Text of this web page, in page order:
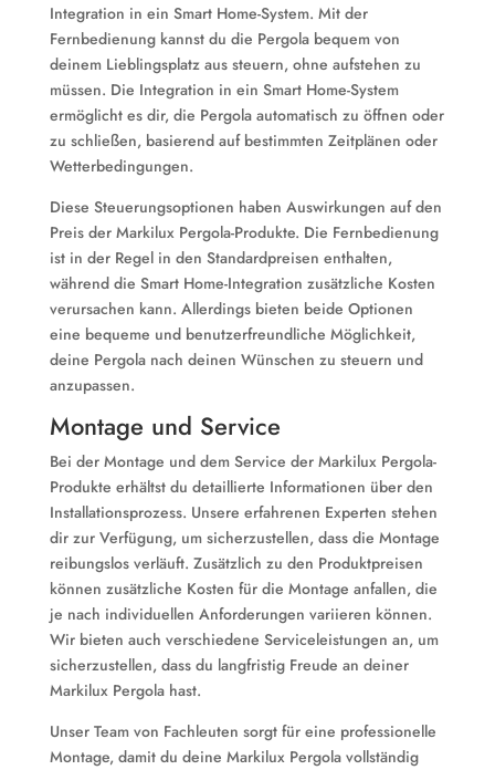
Integration in ein Smart Home-System. Mit der
Fernbedienung kannst du die Pergola bequem von
deinem Lieblingsplatz aus steuern, ohne aufstehen zu
müssen. Die Integration in ein Smart Home-System
ermöglicht es dir, die Pergola automatisch zu öffnen oder
zu schließen, basierend auf bestimmten Zeitplänen oder
Wetterbedingungen.
Diese Steuerungsoptionen haben Auswirkungen auf den
Preis der Markilux Pergola-Produkte. Die Fernbedienung
ist in der Regel in den Standardpreisen enthalten,
während die Smart Home-Integration zusätzliche Kosten
verursachen kann. Allerdings bieten beide Optionen
eine bequeme und benutzerfreundliche Möglichkeit,
deine Pergola nach deinen Wünschen zu steuern und
anzupassen.
Montage und Service
Bei der Montage und dem Service der Markilux Pergola-
Produkte erhältst du detaillierte Informationen über den
Installationsprozess. Unsere erfahrenen Experten stehen
dir zur Verfügung, um sicherzustellen, dass die Montage
reibungslos verläuft. Zusätzlich zu den Produktpreisen
können zusätzliche Kosten für die Montage anfallen, die
je nach individuellen Anforderungen variieren können.
Wir bieten auch verschiedene Serviceleistungen an, um
sicherzustellen, dass du langfristig Freude an deiner
Markilux Pergola hast.
Unser Team von Fachleuten sorgt für eine professionelle
Montage, damit du deine Markilux Pergola vollständig